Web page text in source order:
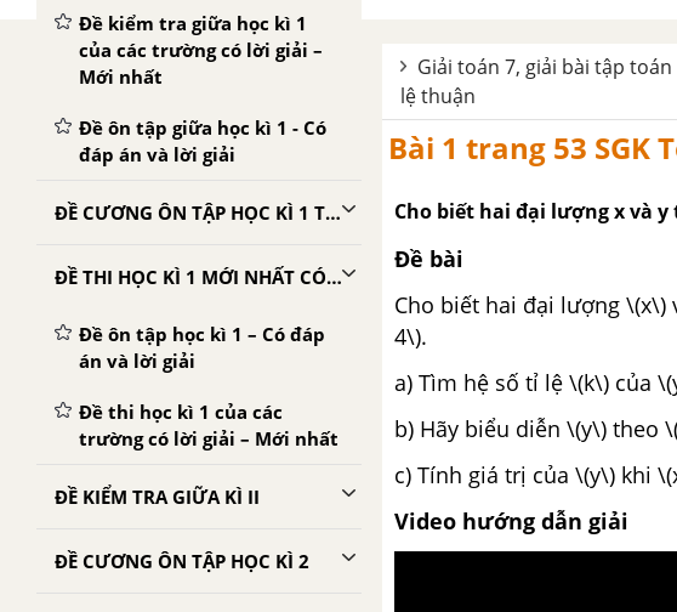
Đề kiểm tra giữa học kì 1
của các trường có lời giải –
Mới nhất
Đề ôn tập giữa học kì 1 - Có
đáp án và lời giải
ĐỀ CƯƠNG ÔN TẬP HỌC KÌ 1 TOÁN 7
ĐỀ THI HỌC KÌ 1 MỚI NHẤT CÓ LỜI GIẢI
Đề ôn tập học kì 1 – Có đáp
án và lời giải
Đề thi học kì 1 của các
trường có lời giải – Mới nhất
ĐỀ KIỂM TRA GIỮA KÌ II
ĐỀ CƯƠNG ÔN TẬP HỌC KÌ 2
Giải toán 7, giải bài tập
lệ thuận
Bài 1 trang 53 SGK
Cho biết hai đại lượng x và
Đề bài
Cho biết hai đại lượng \(x\)
4\).
a) Tìm hệ số tỉ lệ \(k\) của
b) Hãy biểu diễn \(y\) theo
c) Tính giá trị của \(y\) khi
Video hướng dẫn giải